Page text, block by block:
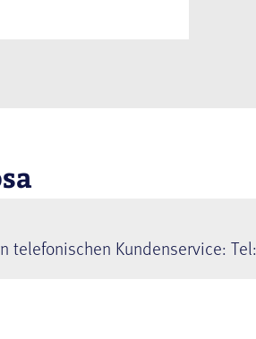
telefonischen Kundenservice: Tel: